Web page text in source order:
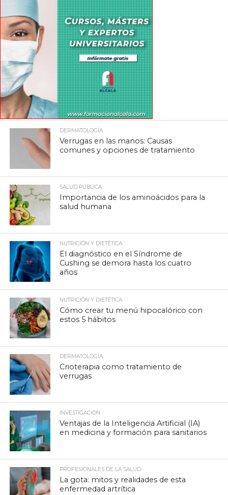
DERMATOLOGÍA
Verrugas en las manos: Causas
comunes y opciones de tratamiento
SALUD PÚBLICA
Importancia de los aminoácidos para la
salud humana
NUTRICIÓN Y DIETÉTICA
El diagnóstico en el Síndrome de
Cushing se demora hasta los cuatro
años
NUTRICIÓN Y DIETÉTICA
Cómo crear tu menú hipocalórico con
estos 5 hábitos
DERMATOLOGÍA
Crioterapia como tratamiento de
verrugas
INVESTIGACIÓN
Ventajas de la Inteligencia Artificial (IA)
en medicina y formación para sanitarios
PROFESIONALES DE LA SALUD
La gota: mitos y realidades de esta
enfermedad artrítica